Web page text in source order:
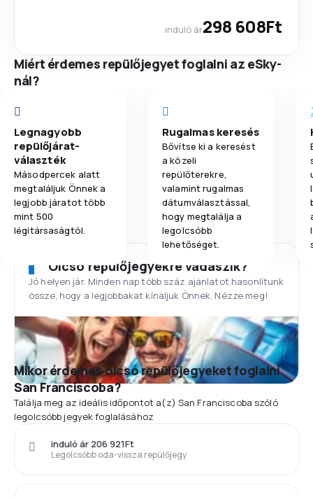
induló ár298 608Ft
Miért érdemes repülőjegyet foglalni az eSky-
nál?
Legnagyobb
repülőjárat-
választék
Másodpercek alatt
megtaláljuk Önnek a
legjobb járatot több
mint 500
légitársaságtól.
Rugalmas keresés
Bővítse ki a keresést
a közeli
repülőterekre,
valamint rugalmas
dátumválasztással,
hogy megtalálja a
legolcsóbb
lehetőséget.
Olcsó repülőjegyekre vadászik?
Jó helyen jár. Minden nap több száz ajánlatot hasonlítunk
össze, hogy a legjobbakat kínáljuk Önnek. Nézze meg!
Mikor érdemes olcsó repülőjegyeket foglalni
San Franciscoba?
Találja meg az ideális időpontot a(z) San Franciscoba szóló
legolcsóbb jegyek foglalásához
Legolcsóbb oda-vissza repülőjegy
induló ár 206 921Ft